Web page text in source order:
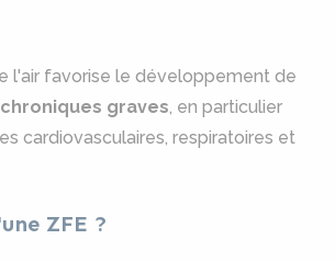
l'air favorise le développement de
graves, en particulier
cardiovasculaires, respiratoires et
ZFE ?